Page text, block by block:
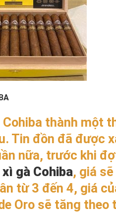
thành một
Tin đồn đã được
nữa, trước khi
xì gà Cohiba, giá
từ 3 đến 4, giá
Oro sẽ tăng